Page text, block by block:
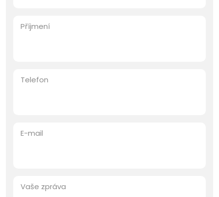
Příjmení
Telefon
E-mail
Vaše zpráva